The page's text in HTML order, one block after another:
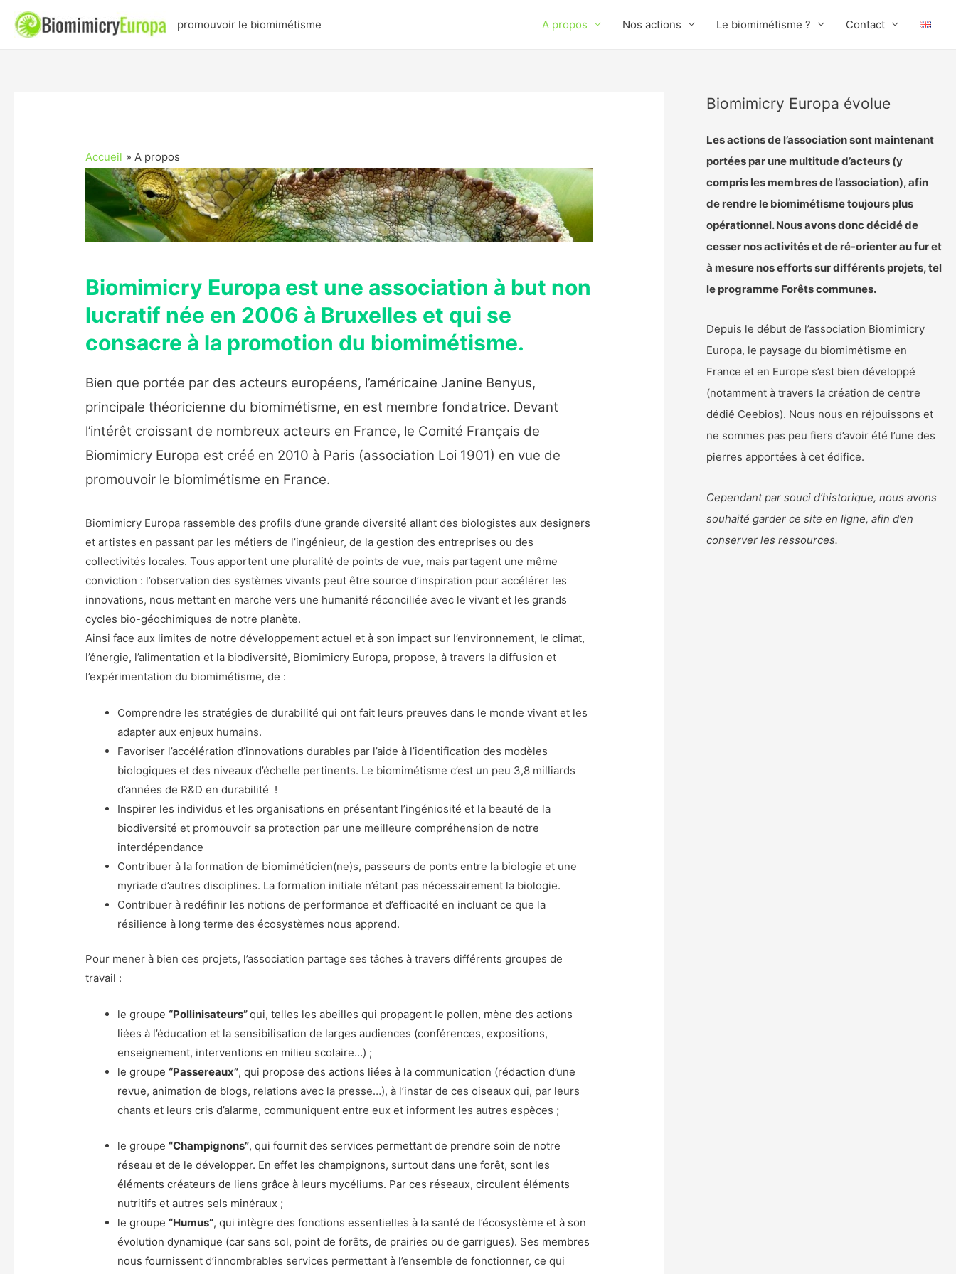
promouvoir le biomimétisme A propos Nos actions Le biomimétisme ? Contact
Accueil A propos
Biomimicry Europa est une association à but non
lucratif née en 2006 à Bruxelles et qui se
consacre à la promotion du biomimétisme.
Bien que portée par des acteurs européens, l’américaine Janine Benyus,
principale théoricienne du biomimétisme, en est membre fondatrice. Devant
l’intérêt croissant de nombreux acteurs en France, le Comité Français de
Biomimicry Europa est créé en 2010 à Paris (association Loi 1901) en vue de
promouvoir le biomimétisme en France.
Biomimicry Europa rassemble des profils d’une grande diversité allant des biologistes aux designers
et artistes en passant par les métiers de l’ingénieur, de la gestion des entreprises ou des
collectivités locales. Tous apportent une pluralité de points de vue, mais partagent une même
conviction : l’observation des systèmes vivants peut être source d’inspiration pour accélérer les
innovations, nous mettant en marche vers une humanité réconciliée avec le vivant et les grands
cycles bio-géochimiques de notre planète.
Ainsi face aux limites de notre développement actuel et à son impact sur l’environnement, le climat,
l’énergie, l’alimentation et la biodiversité, Biomimicry Europa, propose, à travers la diffusion et
l’expérimentation du biomimétisme, de :
Comprendre les stratégies de durabilité qui ont fait leurs preuves dans le monde vivant et les
adapter aux enjeux humains.
Favoriser l’accélération d’innovations durables par l’aide à l’identification des modèles
biologiques et des niveaux d’échelle pertinents. Le biomimétisme c’est un peu 3,8 milliards
d’années de R&D en durabilité !
Inspirer les individus et les organisations en présentant l’ingéniosité et la beauté de la
biodiversité et promouvoir sa protection par une meilleure compréhension de notre
interdépendance
Contribuer à la formation de biomiméticien(ne)s, passeurs de ponts entre la biologie et une
myriade d’autres disciplines. La formation initiale n’étant pas nécessairement la biologie.
Contribuer à redéfinir les notions de performance et d’efficacité en incluant ce que la
résilience à long terme des écosystèmes nous apprend.
Pour mener à bien ces projets, l’association partage ses tâches à travers différents groupes de
travail :
le groupe“Pollinisateurs”qui, telles les abeilles qui propagent le pollen, mène des actions
liées à l’éducation et la sensibilisation de larges audiences (conférences, expositions,
enseignement, interventions en milieu scolaire…) ;
le groupe“Passereaux”, qui propose des actions liées à la communication (rédaction d’une
revue, animation de blogs, relations avec la presse…), à l’instar de ces oiseaux qui, par leurs
chants et leurs cris d’alarme, communiquent entre eux et informent les autres espèces ;
le groupe “Champignons”, qui fournit des services permettant de prendre soin de notre
réseau et de le développer. En effet les champignons, surtout dans une forêt, sont les
éléments créateurs de liens grâce à leurs mycéliums. Par ces réseaux, circulent éléments
nutritifs et autres sels minéraux ;
le groupe“Humus”, qui intègre des fonctions essentielles à la santé de l’écosystème et à son
évolution dynamique (car sans sol, point de forêts, de prairies ou de garrigues). Ses membres
nous fournissent d’innombrables services permettant à l’ensemble de fonctionner, ce qui
Biomimicry Europa évolue
Les actions de l’association sont maintenant
portées par une multitude d’acteurs (y
compris les membres de l’association), afin
de rendre le biomimétisme toujours plus
opérationnel. Nous avons donc décidé de
cesser nos activités et de ré-orienter au fur et
à mesure nos efforts sur différents projets, tel
le programme Forêts communes.
Depuis le début de l’association Biomimicry
Europa, le paysage du biomimétisme en
France et en Europe s’est bien développé
(notamment à travers la création de centre
dédié Ceebios). Nous nous en réjouissons et
ne sommes pas peu fiers d’avoir été l’une des
pierres apportées à cet édifice.
Cependant par souci d’historique, nous avons
souhaité garder ce site en ligne, afin d’en
conserver les ressources.